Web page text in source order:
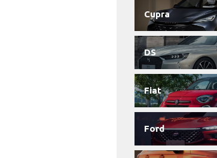
Cupra
DS
Fiat
Ford